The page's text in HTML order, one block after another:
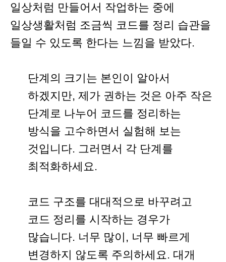
일상처럼 만들어서 작업하는 중에
일상생활처럼 조금씩 코드를 정리 습관을
들일 수 있도록 한다는 느낌을 받았다.
단계의 크기는 본인이 알아서
하겠지만, 제가 권하는 것은 아주 작은
단계로 나누어 코드를 정리하는
방식을 고수하면서 실험해 보는
것입니다. 그러면서 각 단계를
최적화하세요.
코드 구조를 대대적으로 바꾸려고
코드 정리를 시작하는 경우가
많습니다. 너무 많이, 너무 빠르게
변경하지 않도록 주의하세요. 대개